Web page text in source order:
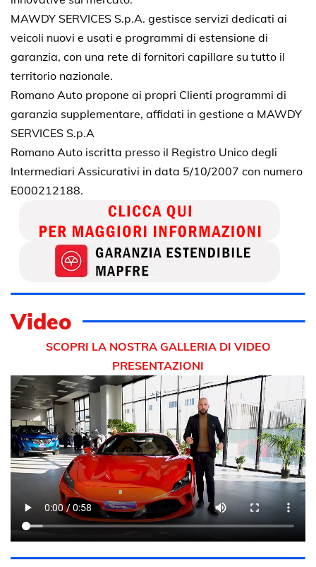
MAWDY SERVICES S.p.A. gestisce servizi dedicati ai
veicoli nuovi e usati e programmi di estensione di
garanzia, con una rete di fornitori capillare su tutto il
territorio nazionale.
Romano Auto propone ai propri Clienti programmi di
garanzia supplementare, affidati in gestione a MAWDY
SERVICES S.p.A
Romano Auto iscritta presso il Registro Unico degli
Intermediari Assicurativi in data 5/10/2007 con numero
E000212188.
Video
SCOPRI LA NOSTRA GALLERIA DI VIDEO
PRESENTAZIONI